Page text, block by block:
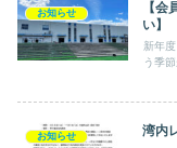
お知らせ
【会
い】
新年
う季
お知らせ 湾内